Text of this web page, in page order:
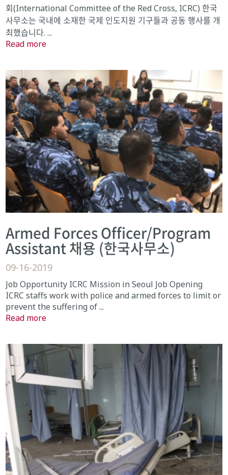
회(International Committee of the Red Cross, ICRC) 한국
사무소는 국내에 소재한 국제 인도지원 기구들과 공동 행사를 개
최했습니다. ...
Read more
Armed Forces Officer/Program
Assistant 채용 (한국사무소)
09-16-2019
Job Opportunity ICRC Mission in Seoul Job Opening
ICRC staffs work with police and armed forces to limit or
prevent the suffering of ...
Read more